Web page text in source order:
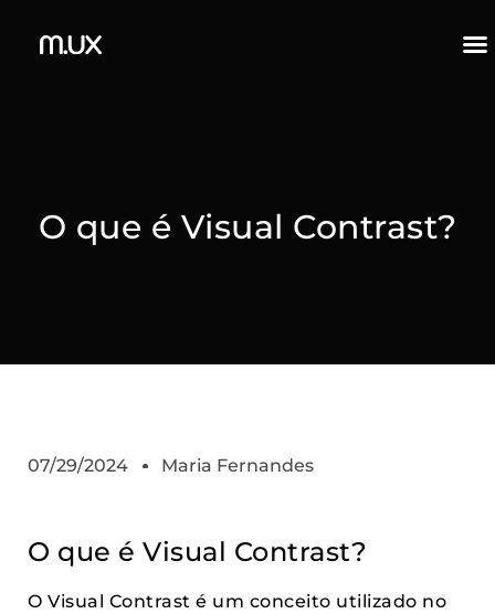
O que é Visual Contrast?
07/29/2024 Maria Fernandes
O que é Visual Contrast?
O Visual Contrast é um conceito utilizado no